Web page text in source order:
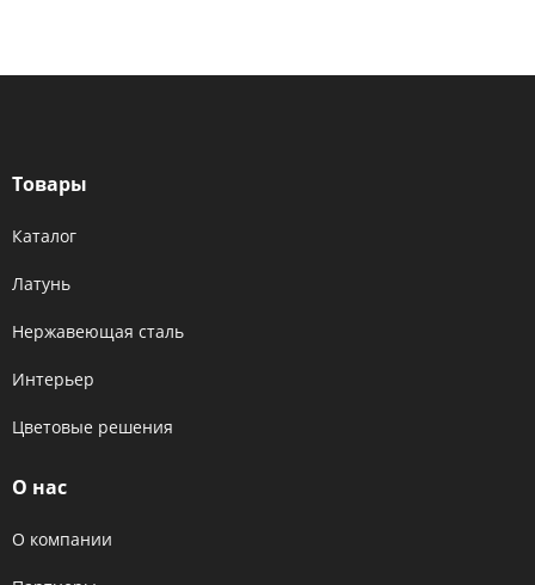
Товары
Каталог
Латунь
Нержавеющая сталь
Интерьер
Цветовые решения
О нас
О компании